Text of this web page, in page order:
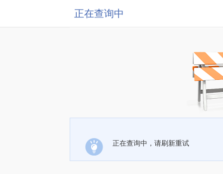
正在查询中
正在查询中，请刷新重试